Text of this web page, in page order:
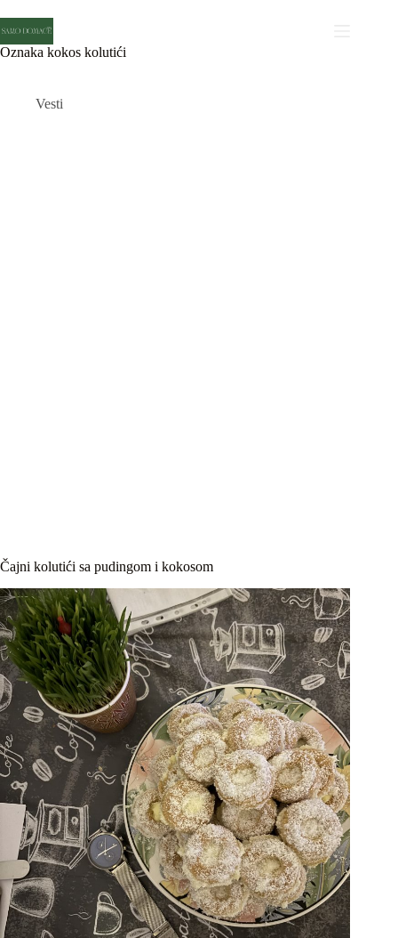
to
content
Oznaka kokos kolutići
Vesti
Čajni kolutići sa pudingom i kokosom